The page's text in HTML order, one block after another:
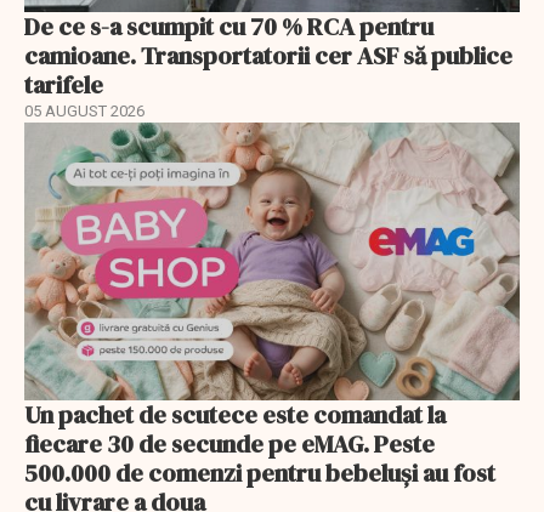
De ce s-a scumpit cu 70 % RCA pentru
camioane. Transportatorii cer ASF să publice
tarifele
05 AUGUST 2026
Un pachet de scutece este comandat la
fiecare 30 de secunde pe eMAG. Peste
500.000 de comenzi pentru bebeluși au fost
cu livrare a doua